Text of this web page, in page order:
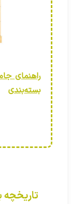
راهنمای
بسته‌بندی
تاریخچه